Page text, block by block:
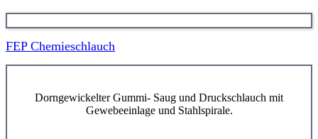
FEP Chemieschlauch
Dorngewickelter Gummi- Saug und Druckschlauch mit
Gewebeeinlage und Stahlspirale.